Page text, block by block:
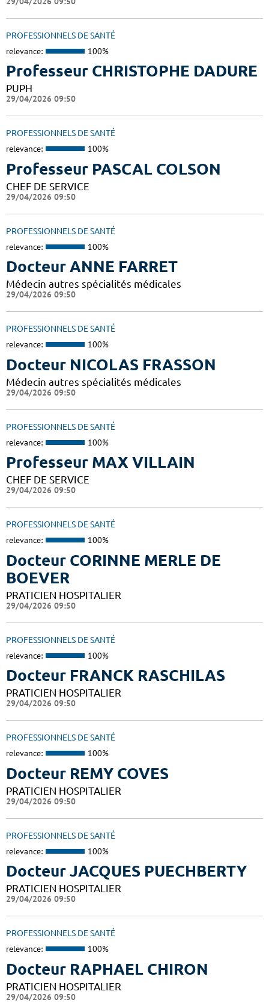
PROFESSIONNELS DE SANTÉ
relevance: 100%
Professeur CHRISTOPHE DADURE
PUPH
29/04/2026 09:50
PROFESSIONNELS DE SANTÉ
relevance: 100%
Professeur PASCAL COLSON
CHEF DE SERVICE
29/04/2026 09:50
PROFESSIONNELS DE SANTÉ
relevance: 100%
Docteur ANNE FARRET
Médecin autres spécialités médicales
29/04/2026 09:50
PROFESSIONNELS DE SANTÉ
relevance: 100%
Docteur NICOLAS FRASSON
Médecin autres spécialités médicales
29/04/2026 09:50
PROFESSIONNELS DE SANTÉ
relevance: 100%
Professeur MAX VILLAIN
CHEF DE SERVICE
29/04/2026 09:50
PROFESSIONNELS DE SANTÉ
relevance: 100%
Docteur CORINNE MERLE DE
BOEVER
PRATICIEN HOSPITALIER
29/04/2026 09:50
PROFESSIONNELS DE SANTÉ
relevance: 100%
Docteur FRANCK RASCHILAS
PRATICIEN HOSPITALIER
29/04/2026 09:50
PROFESSIONNELS DE SANTÉ
relevance: 100%
Docteur REMY COVES
PRATICIEN HOSPITALIER
29/04/2026 09:50
PROFESSIONNELS DE SANTÉ
relevance: 100%
Docteur JACQUES PUECHBERTY
PRATICIEN HOSPITALIER
29/04/2026 09:50
PROFESSIONNELS DE SANTÉ
relevance: 100%
Docteur RAPHAEL CHIRON
PRATICIEN HOSPITALIER
29/04/2026 09:50